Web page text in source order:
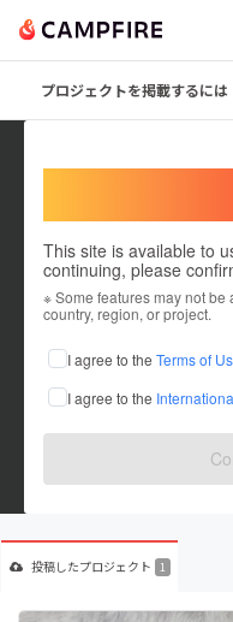
プロジェクトを掲載するには
This site is available to
continuing, please
※ Some features may not
country, region, or project.
I agree to the Terms of
I agree to the
これまでに1件のプロジェ
在住国：日本 現在地：東京
出身国：日本 出身地：東京
投稿したプロジェクト 1